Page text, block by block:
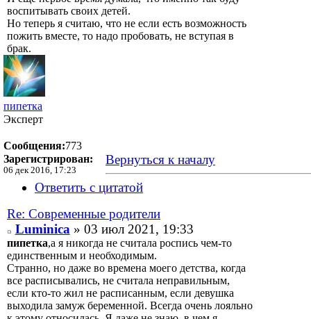
воспитывать своих детей.
Но теперь я считаю, что не если есть возможность
пожить вместе, то надо пробовать, не вступая в
брак.
пипетка
Эксперт
Сообщения:773
Зарегистрирован:
06 дек 2016, 17:23
Вернуться к началу
Ответить с цитатой
Re: Современные родители
Luminica » 03 июл 2021, 19:33
пипетка,а я никогда не считала роспись чем-то
единственным и необходимым.
Странно, но даже во времена моего детства, когда
все расписывались, не считала неправильным,
если кто-то жил не расписанным, если девушка
выходила замуж беременной. Всегда очень лояльно